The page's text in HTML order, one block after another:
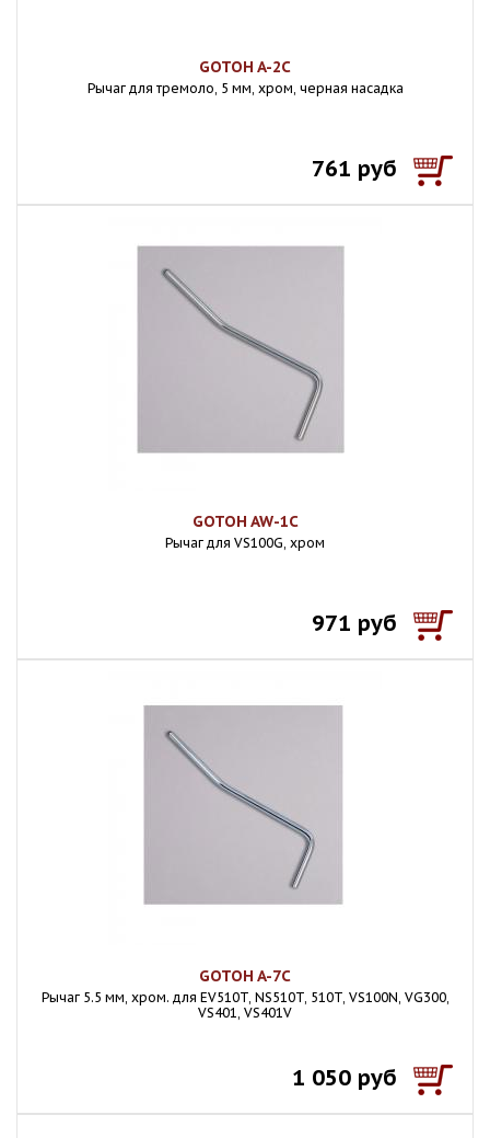
GOTOH A-2C
Рычаг для тремоло, 5 мм, хром, черная насадка
761 руб
GOTOH AW-1C
Рычаг для VS100G, хром
971 руб
GOTOH A-7C
Рычаг 5.5 мм, хром. для EV510T, NS510T, 510T, VS100N, VG300,
VS401, VS401V
1 050 руб